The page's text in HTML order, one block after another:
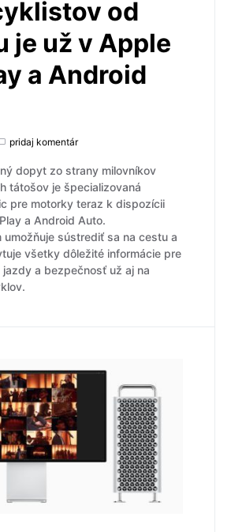
od
je už v Apple
a Android
pridaj komentár
dopyt zo strany milovníkov
tátošov je špecializovaná
pre motorky teraz k dispozícii
a Android Auto.
umožňuje sústrediť sa na cestu a
všetky dôležité informácie pre
a bezpečnosť už aj na